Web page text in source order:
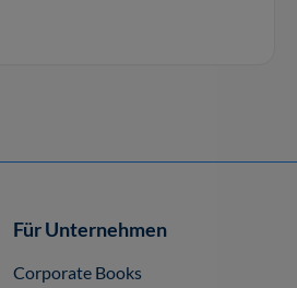
Für Unternehmen
Corporate Books